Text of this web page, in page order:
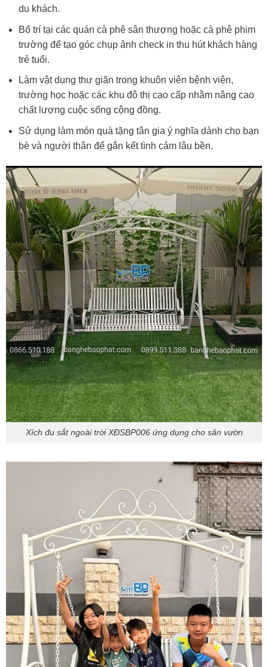
du khách.
Bố trí tại các quán cà phê sân thượng hoặc cà phê phim
trường để tạo góc chụp ảnh check in thu hút khách hàng
trẻ tuổi.
Làm vật dụng thư giãn trong khuôn viên bệnh viện,
trường học hoặc các khu đô thị cao cấp nhằm nâng cao
chất lượng cuộc sống cộng đồng.
Sử dụng làm món quà tặng tân gia ý nghĩa dành cho bạn
bè và người thân để gắn kết tình cảm lâu bền.
Xích đu sắt ngoài trời XĐSBP006 ứng dụng cho sân vườn